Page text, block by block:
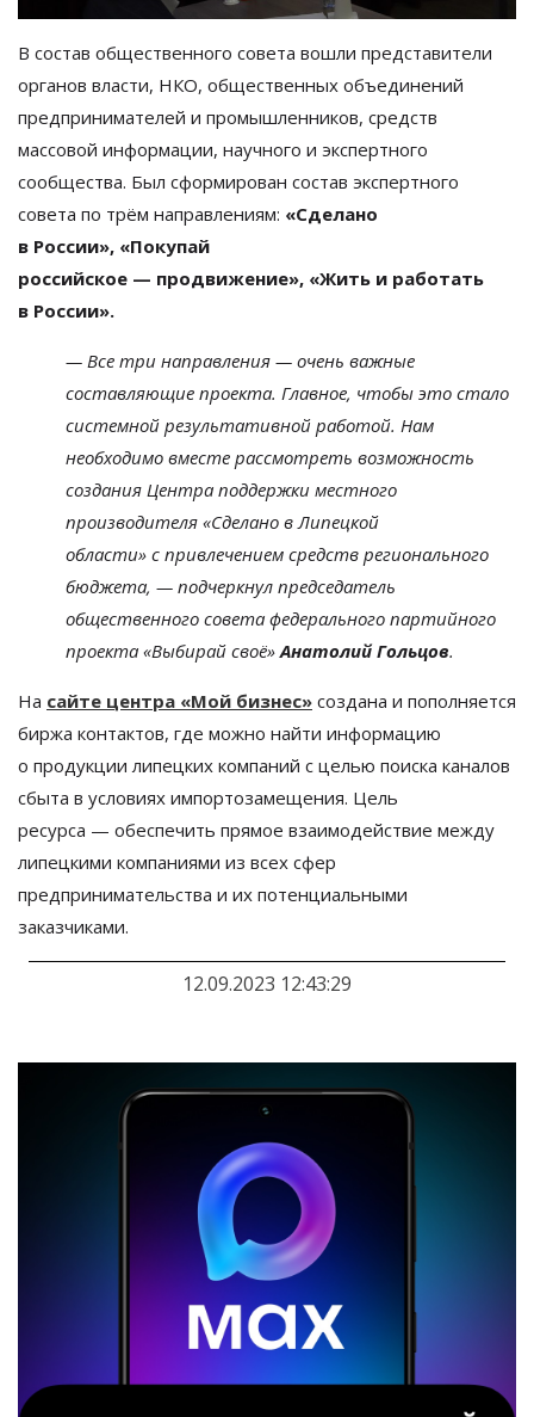
В состав общественного совета вошли представители
органов власти, НКО, общественных объединений
предпринимателей и промышленников, средств
массовой информации, научного и экспертного
сообщества. Был сформирован состав экспертного
совета по трём направлениям: «Сделано
в России», «Покупай
российское — продвижение», «Жить и работать
в России».
— Все три направления — очень важные
составляющие проекта. Главное, чтобы это стало
системной результативной работой. Нам
необходимо вместе рассмотреть возможность
создания Центра поддержки местного
производителя «Сделано в Липецкой
области» с привлечением средств регионального
бюджета, — подчеркнул председатель
общественного совета федерального партийного
проекта «Выбирай своё» Анатолий Гольцов.
На сайте центра «Мой бизнес» создана и пополняется
биржа контактов, где можно найти информацию
о продукции липецких компаний с целью поиска каналов
сбыта в условиях импортозамещения. Цель
ресурса — обеспечить прямое взаимодействие между
липецкими компаниями из всех сфер
предпринимательства и их потенциальными
заказчиками.
12.09.2023 12:43:29